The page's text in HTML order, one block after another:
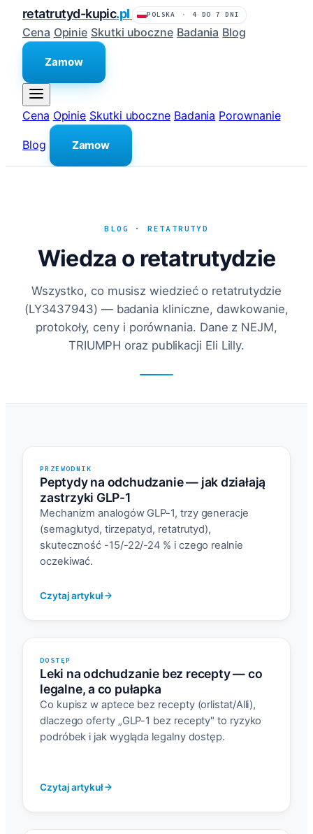
retatrutyd-kupic.pl POLSKA · 4 DO 7 DNI
Cena Opinie Skutki uboczne Badania Blog
Zamow
Cena Opinie Skutki uboczne Badania Porownanie
Blog Zamow
BLOG · RETATRUTYD
Wiedza o retatrutydzie
Wszystko, co musisz wiedzieć o retatrutydzie
(LY3437943) — badania kliniczne, dawkowanie,
protokoły, ceny i porównania. Dane z NEJM,
TRIUMPH oraz publikacji Eli Lilly.
PRZEWODNIK
Peptydy na odchudzanie — jak działają
zastrzyki GLP-1
Mechanizm analogów GLP-1, trzy generacje
(semaglutyd, tirzepatyd, retatrutyd),
skuteczność -15/-22/-24 % i czego realnie
oczekiwać.
Czytaj artykuł
DOSTĘP
Leki na odchudzanie bez recepty — co
legalne, a co pułapka
Co kupisz w aptece bez recepty (orlistat/Alli),
dlaczego oferty „GLP-1 bez recepty" to ryzyko
podróbek i jak wygląda legalny dostęp.
Czytaj artykuł